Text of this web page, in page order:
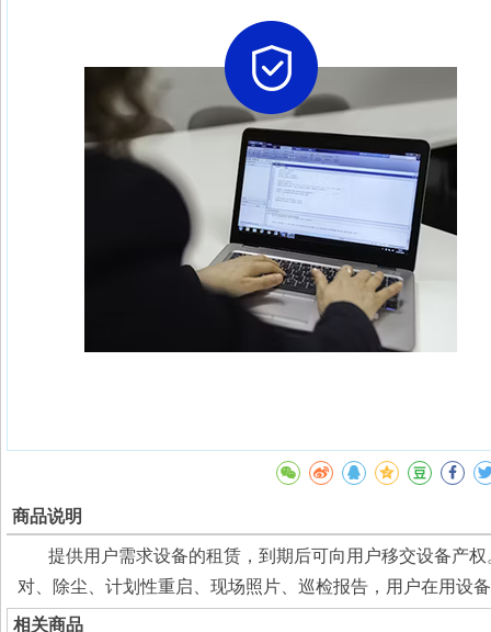
商品说明
提供用户需求设备的租赁，到期后可向用户移交设备产权
对、除尘、计划性重启、现场照片、巡检报告，用户在用设
相关商品